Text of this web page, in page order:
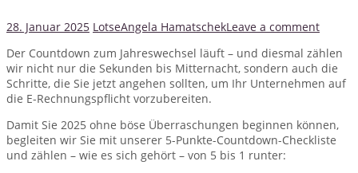
28. Januar 2025 LotseAngela HamatschekLeave a comment
Der Countdown zum Jahreswechsel läuft – und diesmal zählen
wir nicht nur die Sekunden bis Mitternacht, sondern auch die
Schritte, die Sie jetzt angehen sollten, um Ihr Unternehmen auf
die E-Rechnungspflicht vorzubereiten.
Damit Sie 2025 ohne böse Überraschungen beginnen können,
begleiten wir Sie mit unserer 5-Punkte-Countdown-Checkliste
und zählen – wie es sich gehört – von 5 bis 1 runter: